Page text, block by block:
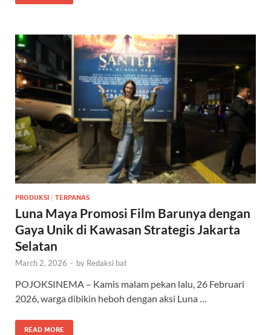
PRODUKSI / TERPANAS
Luna Maya Promosi Film Barunya dengan
Gaya Unik di Kawasan Strategis Jakarta
Selatan
March 2, 2026 - by Redaksi bat
POJOKSINEMA – Kamis malam pekan lalu, 26 Februari
2026, warga dibikin heboh dengan aksi Luna …
READ MORE